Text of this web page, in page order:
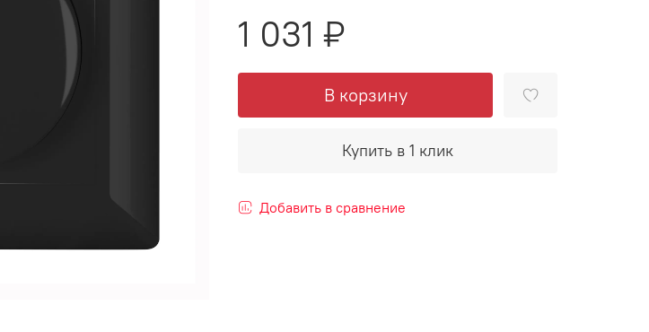
1 031 ₽
В корзину
Купить в 1 клик
Добавить в сравнение